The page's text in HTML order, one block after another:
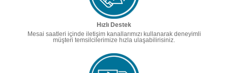
Hızlı Destek
Mesai saatleri içinde iletişim kanallarımızı kullanarak deneyimli
müşteri temsilcilerimize hızla ulaşabilirisiniz.